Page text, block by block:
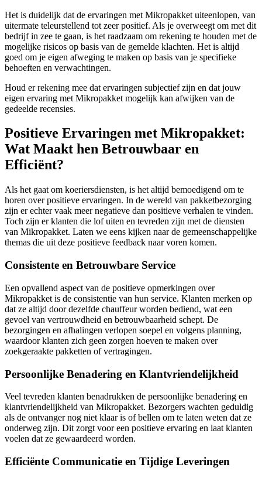
Het is duidelijk dat de ervaringen met Mikropakket uiteenlopen, van
uitermate teleurstellend tot zeer positief. Als je overweegt om met dit
bedrijf in zee te gaan, is het raadzaam om rekening te houden met de
mogelijke risicos op basis van de gemelde klachten. Het is altijd
goed om je eigen afweging te maken op basis van je specifieke
behoeften en verwachtingen.
Houd er rekening mee dat ervaringen subjectief zijn en dat jouw
eigen ervaring met Mikropakket mogelijk kan afwijken van de
gedeelde recensies.
Positieve Ervaringen met Mikropakket:
Wat Maakt hen Betrouwbaar en
Efficiënt?
Als het gaat om koeriersdiensten, is het altijd bemoedigend om te
horen over positieve ervaringen. In de wereld van pakketbezorging
zijn er echter vaak meer negatieve dan positieve verhalen te vinden.
Toch zijn er klanten die lof uiten en tevreden zijn met de diensten
van Mikropakket. Laten we eens kijken naar de gemeenschappelijke
themas die uit deze positieve feedback naar voren komen.
Consistente en Betrouwbare Service
Een opvallend aspect van de positieve opmerkingen over
Mikropakket is de consistentie van hun service. Klanten merken op
dat ze altijd door dezelfde chauffeur worden bediend, wat een
gevoel van vertrouwdheid en betrouwbaarheid schept. De
bezorgingen en afhalingen verlopen soepel en volgens planning,
waardoor klanten zich geen zorgen hoeven te maken over
zoekgeraakte pakketten of vertragingen.
Persoonlijke Benadering en Klantvriendelijkheid
Veel tevreden klanten benadrukken de persoonlijke benadering en
klantvriendelijkheid van Mikropakket. Bezorgers wachten geduldig
als de ontvanger nog niet klaar is of bellen om te laten weten dat ze
onderweg zijn. Dit zorgt voor een positieve ervaring en laat klanten
voelen dat ze gewaardeerd worden.
Efficiënte Communicatie en Tijdige Leveringen